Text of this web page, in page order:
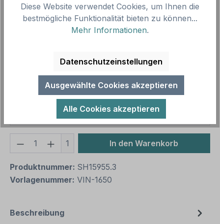
Produktpreis
71,28 €
Zwischensumme
Gesamtpreis
71,28 €
Preise inkl. MwSt. zzgl. Versandkosten
Aufgrund von Neuberechnungen im Warenkorb sind
abweichende Endpreise möglich.
Produkt Anzahl: Gib den
1 In den Warenkorb
Produktnummer: SH15955.3
Vorlagenummer: VIN-1650
Beschreibung
Diese Website verwendet Cookies, um Ihnen die
bestmögliche Funktionalität bieten zu können...
Mehr Informationen.
Datenschutzeinstellungen
Ausgewählte Cookies akzeptieren
Alle Cookies akzeptieren